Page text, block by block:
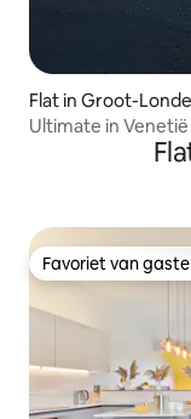
Flat in Groot-
Ultimate in Venetië
Favoriet van
Favoriet van